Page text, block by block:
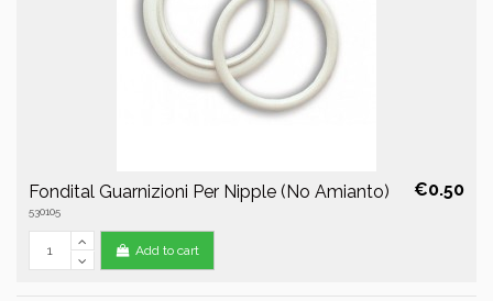
Fondital Guarnizioni Per Nipple (No Amianto)
530105
€0.50
Add to cart